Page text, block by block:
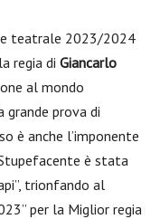
teatrale 2023/2024
regia di Giancarlo
al mondo
prova di
è anche l’imponente
è stata
trionfando al
per la Miglior regia